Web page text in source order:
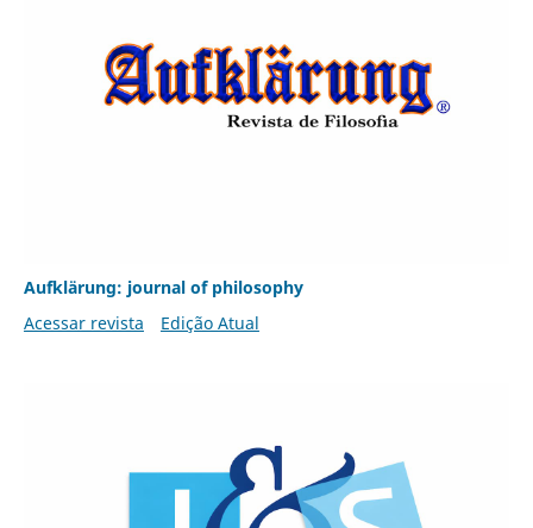
Aufklärung: journal of philosophy
Acessar revista
Edição Atual